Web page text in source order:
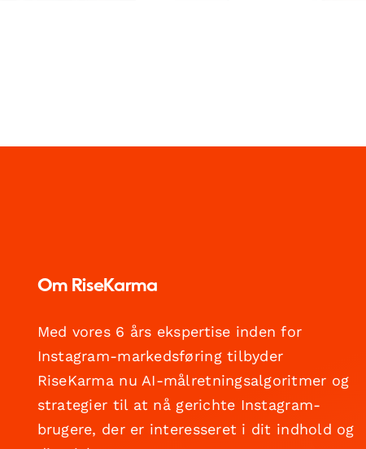
Om RiseKarma
Med vores 6 års ekspertise inden for
Instagram-markedsføring tilbyder
RiseKarma nu AI-målretningsalgoritmer og
strategier til at nå gerichte Instagram-
brugere, der er interesseret i dit indhold og